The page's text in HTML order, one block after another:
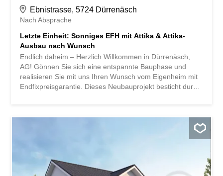
Ebnistrasse, 5724 Dürrenäsch
Nach Absprache
Letzte Einheit: Sonniges EFH mit Attika & Attika-
Ausbau nach Wunsch
Endlich daheim – Herzlich Willkommen in Dürrenäsch,
AG! Gönnen Sie sich eine entspannte Bauphase und
realisieren Sie mit uns Ihren Wunsch vom Eigenheim mit
Endfixpreisgarantie. Dieses Neubauprojekt besticht durch
anpassbaren Grundriss, der viel Raum für Ihre
Bedürfnisse bietet. Zudem können Sie Ihre Wünsche und
Vorstellungen in den Innenausbau integrieren. Der grosse
individuellen Einrichtungsideen. Die grossflächigen,
modernen Fenster im ganzen Haus sorgen für den